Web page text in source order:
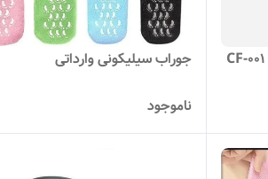
جوراب سیلیکونی وارداتی
ناموجود